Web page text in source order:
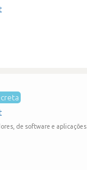
de software e aplicações